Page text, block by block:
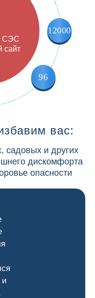
12000
96
СЭС
сайт
вас:
садовых и других
дискомфорта
опасности
и